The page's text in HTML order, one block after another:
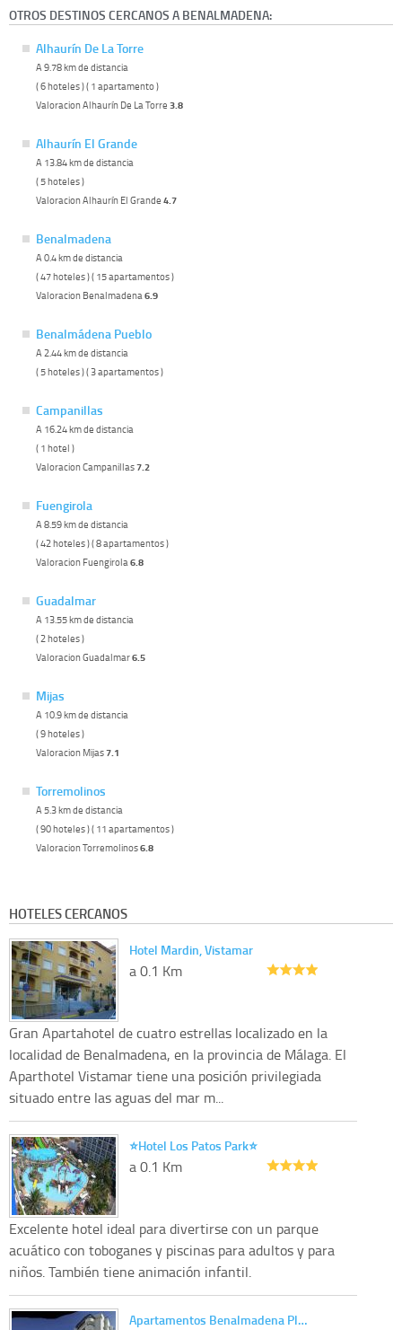
OTROS DESTINOS CERCANOS A BENALMADENA:
Alhaurín De La Torre
A 9.78 km de distancia
( 6 hoteles ) ( 1 apartamento )
Valoracion Alhaurín De La Torre 3.8
Alhaurín El Grande
A 13.84 km de distancia
( 5 hoteles )
Valoracion Alhaurín El Grande 4.7
Benalmadena
A 0.4 km de distancia
( 47 hoteles ) ( 15 apartamentos )
Valoracion Benalmadena6.9
Benalmádena Pueblo
A 2.44 km de distancia
( 5 hoteles ) ( 3 apartamentos )
Campanillas
A 16.24 km de distancia
( 1 hotel )
Valoracion Campanillas7.2
Fuengirola
A 8.59 km de distancia
( 42 hoteles ) ( 8 apartamentos )
Valoracion Fuengirola6.8
Guadalmar
A 13.55 km de distancia
( 2 hoteles )
Valoracion Guadalmar6.5
Mijas
A 10.9 km de distancia
( 9 hoteles )
Valoracion Mijas7.1
Torremolinos
A 5.3 km de distancia
( 90 hoteles ) ( 11 apartamentos )
Valoracion Torremolinos6.8
HOTELES CERCANOS
Hotel Mardin, Vistamar
a 0.1 Km
Gran Apartahotel de cuatro estrellas localizado en la
localidad de Benalmadena, en la provincia de Málaga. El
Aparthotel Vistamar tiene una posición privilegiada
situado entre las aguas del mar m...
⭐️Hotel Los Patos Park⭐️
a 0.1 Km
Excelente hotel ideal para divertirse con un parque
acuático con toboganes y piscinas para adultos y para
niños. También tiene animación infantil.
Apartamentos Benalmadena Pl…